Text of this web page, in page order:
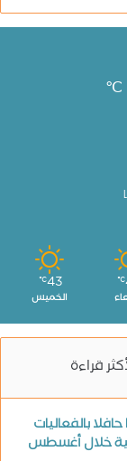
℃
℃
43
℃
الخميس
قراءة
بالفعاليات
خلال أغسطس